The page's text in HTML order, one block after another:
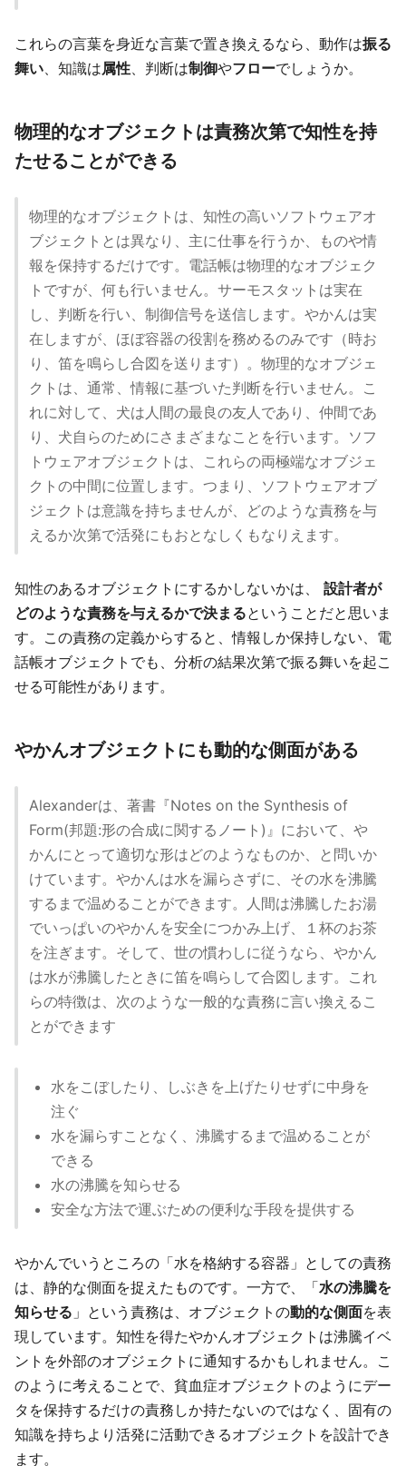
これらの言葉を身近な言葉で置き換えるなら、動作は振る
舞い、知識は属性、判断は制御やフローでしょうか。
物理的なオブジェクトは責務次第で知性を持
たせることができる
物理的なオブジェクトは、知性の高いソフトウェアオ
ブジェクトとは異なり、主に仕事を行うか、ものや情
報を保持するだけです。電話帳は物理的なオブジェク
トですが、何も行いません。サーモスタットは実在
し、判断を行い、制御信号を送信します。やかんは実
在しますが、ほぼ容器の役割を務めるのみです（時お
り、笛を鳴らし合図を送ります）。物理的なオブジェ
クトは、通常、情報に基づいた判断を行いません。こ
れに対して、犬は人間の最良の友人であり、仲間であ
り、犬自らのためにさまざまなことを行います。ソフ
トウェアオブジェクトは、これらの両極端なオブジェ
クトの中間に位置します。つまり、ソフトウェアオブ
ジェクトは意識を持ちませんが、どのような責務を与
えるか次第で活発にもおとなしくもなりえます。
知性のあるオブジェクトにするかしないかは、 設計者が
どのような責務を与えるかで決まるということだと思いま
す。この責務の定義からすると、情報しか保持しない、電
話帳オブジェクトでも、分析の結果次第で振る舞いを起こ
せる可能性があります。
やかんオブジェクトにも動的な側面がある
Alexanderは、著書『Notes on the Synthesis of
Form(邦題:形の合成に関するノート)』において、や
かんにとって適切な形はどのようなものか、と問いか
けています。やかんは水を漏らさずに、その水を沸騰
するまで温めることができます。人間は沸騰したお湯
でいっぱいのやかんを安全につかみ上げ、１杯のお茶
を注ぎます。そして、世の慣わしに従うなら、やかん
は水が沸騰したときに笛を鳴らして合図します。これ
らの特徴は、次のような一般的な責務に言い換えるこ
とができます
水をこぼしたり、しぶきを上げたりせずに中身を
注ぐ
水を漏らすことなく、沸騰するまで温めることが
できる
水の沸騰を知らせる
安全な方法で運ぶための便利な手段を提供する
やかんでいうところの「水を格納する容器」としての責務
は、静的な側面を捉えたものです。一方で、「水の沸騰を
知らせる 」という責務は、オブジェクトの動的な側面を表
現しています。知性を得たやかんオブジェクトは沸騰イベ
ントを外部のオブジェクトに通知するかもしれません。こ
のように考えることで、貧血症オブジェクトのようにデー
タを保持するだけの責務しか持たないのではなく、固有の
知識を持ちより活発に活動できるオブジェクトを設計でき
ます。